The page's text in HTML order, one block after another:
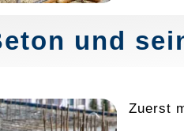
und
Zuerst